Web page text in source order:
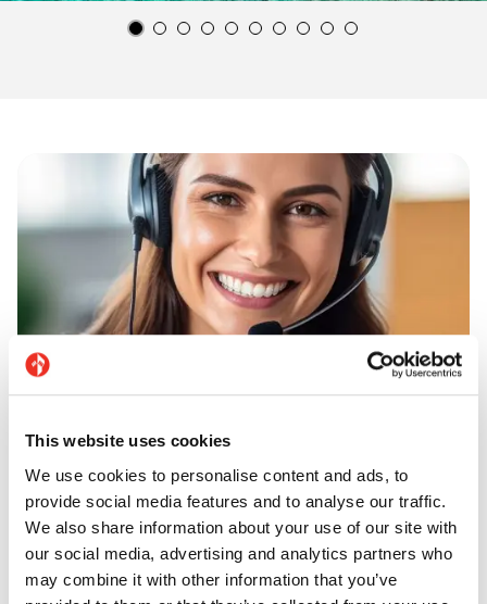
This website uses cookies
We use cookies to personalise content and ads, to
provide social media features and to analyse our traffic.
We also share information about your use of our site with
our social media, advertising and analytics partners who
may combine it with other information that you’ve
Kundendienst
Brauchen Sie Hilfe? Casalgrande Padana bietet